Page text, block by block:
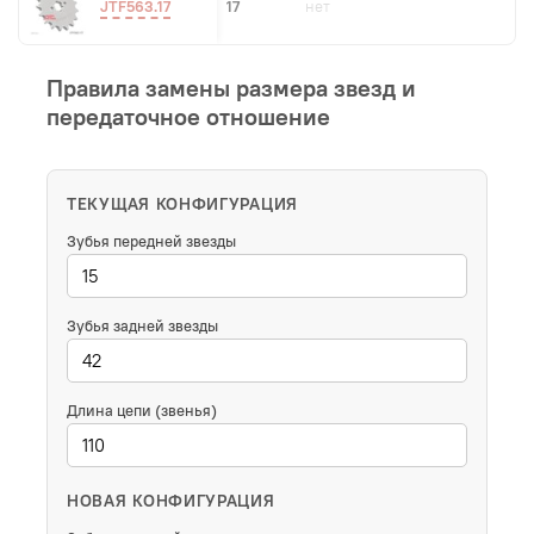
JTF563.17 17 нет
Правила замены размера звезд и
передаточное отношение
ТЕКУЩАЯ КОНФИГУРАЦИЯ
Зубья передней звезды
Зубья задней звезды
Длина цепи (звенья)
НОВАЯ КОНФИГУРАЦИЯ